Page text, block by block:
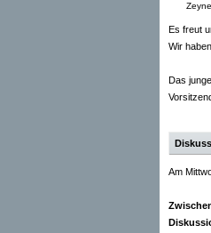
Es freut
Wir
Das
Am